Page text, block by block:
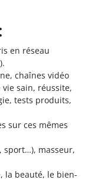
en réseau
chaînes vidéo
sain, réussite,
tests produits,
sur ces mêmes
sport…), masseur,
la beauté, le bien-